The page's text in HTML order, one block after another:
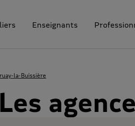
Enseignants
la-Buissière
Les